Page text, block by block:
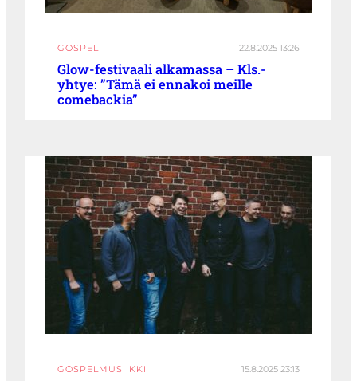
GOSPEL 22.8.2025 13:26
Glow-festivaali alkamassa – Kls.-
yhtye: ”Tämä ei ennakoi meille
comebackia”
GOSPELMUSIIKKI 15.8.2025 23:13